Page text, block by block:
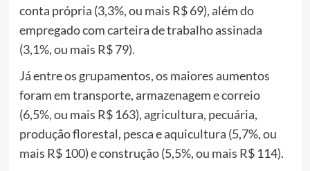
conta própria (3,3%, ou mais R$ 69), além do
empregado com carteira de trabalho assinada
(3,1%, ou mais R$ 79).
Já entre os grupamentos, os maiores aumentos
foram em transporte, armazenagem e correio
(6,5%, ou mais R$ 163), agricultura, pecuária,
produção florestal, pesca e aquicultura (5,7%, ou
mais R$ 100) e construção (5,5%, ou mais R$ 114).